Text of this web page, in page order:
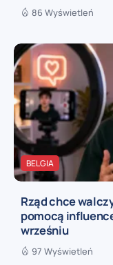
86 Wyświetleń
BELGIA
Rząd chce
pomocą
wrześniu
97 Wyświetleń